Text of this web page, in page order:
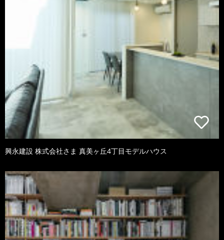
興永建設 株式会社さま 真美ヶ丘4丁目モデルハウス